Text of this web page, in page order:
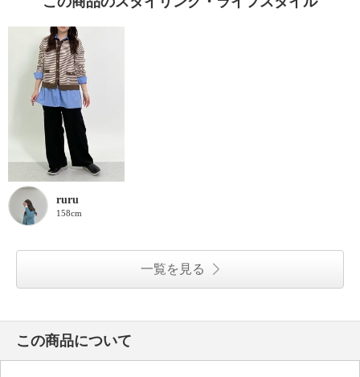
ruru
158cm
一覧を見る
この商品について